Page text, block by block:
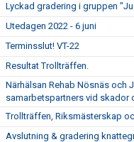
Lyckad gradering i gruppen
Utedagen 2022 - 6 juni
Terminsslut! VT-22
Resultat Trollträffen.
Närhälsan Rehab Nösnäs och
samarbetspartners vid skador
Trollträffen, Riksmästerskap
Avslutning & gradering